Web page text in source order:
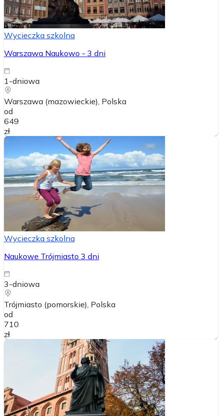
Wycieczka szkolna
Warszawa Naukowo - 3 dni
1-dniowa
Warszawa (mazowieckie), Polska
od
649
zł
Wycieczka szkolna
Naukowe Trójmiasto 3 dni
3-dniowa
Trójmiasto (pomorskie), Polska
od
710
zł